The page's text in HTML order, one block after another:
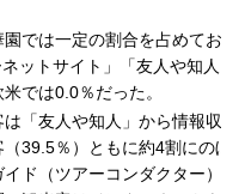
園では一定の割合を占めており
ットサイト」「友人や知人」
では0.0％だった。
「友人や知人」から情報収集
39.5％）ともに約4割にのぼ
ド（ツアーコンダクター）」